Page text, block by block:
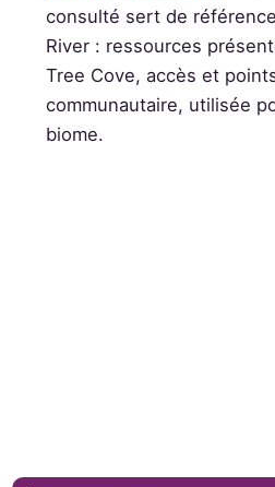
consulté sert de
River : ressources
Tree Cove, accès et
communautaire, utilisée
biome.